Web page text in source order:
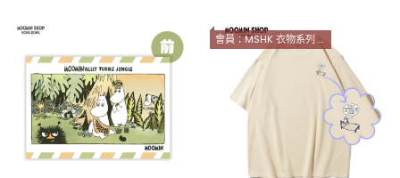
會員：MSHK 衣物系列 2件9折